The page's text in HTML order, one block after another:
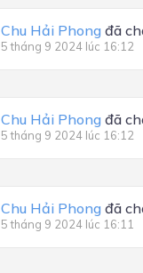
Chu Hải Phong đã
5 tháng 9 2024 lúc 16:12
Chu Hải Phong đã
5 tháng 9 2024 lúc 16:12
Chu Hải Phong đã
5 tháng 9 2024 lúc 16:11